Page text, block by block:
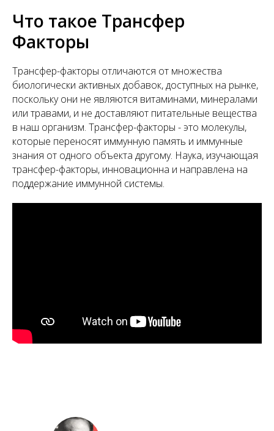
Что такое Трансфер
Факторы
Трансфер-факторы отличаются от множества
биологически активных добавок, доступных на рынке,
поскольку они не являются витаминами, минералами
или травами, и не доставляют питательные вещества
в наш организм. Трансфер-факторы - это молекулы,
которые переносят иммунную память и иммунные
знания от одного объекта другому. Наука, изучающая
трансфер-факторы, инновационна и направлена на
поддержание иммунной системы.